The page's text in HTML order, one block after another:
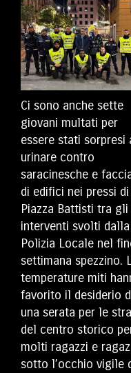
Ci sono anche sette
giovani multati per
essere stati sorpresi
urinare contro
saracinesche e
di edifici nei pressi di
Piazza Battisti tra gli
interventi svolti dalla
Polizia Locale nel
settimana spezzino.
temperature miti
favorito il desiderio
una serata per le
del centro storico
molti ragazzi e
sotto l’occhio vigile